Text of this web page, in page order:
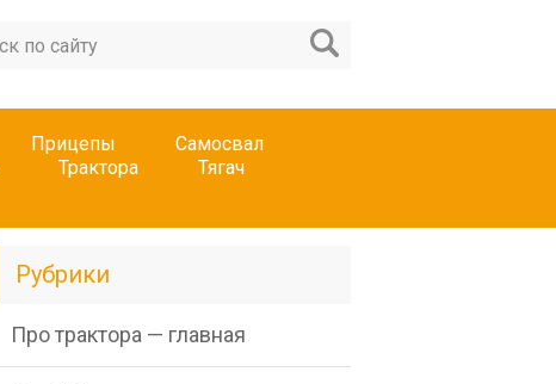
Прицепы
Самосвал
Трактора
Тягач
Рубрики
Про трактора — главная